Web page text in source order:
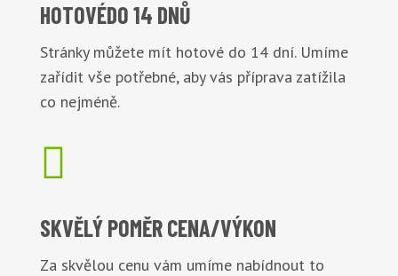
HOTOVÉDO 14 DNŮ
Stránky můžete mít hotové do 14 dní. Umíme
zařídit vše potřebné, aby vás příprava zatížila
co nejméně.

SKVĚLÝ POMĚRCENA/VÝKON
Za skvělou cenu vám umíme nabídnout to